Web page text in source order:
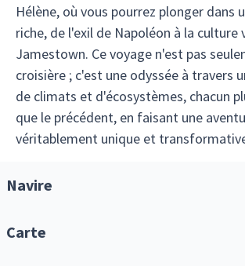
Hélène, où vous pourrez plonger dans
riche, de l'exil de Napoléon à la culture
Jamestown. Ce voyage n'est pas
croisière ; c'est une odyssée à travers
de climats et d'écosystèmes, chacun
que le précédent, en faisant une
véritablement unique et
Navire
Carte